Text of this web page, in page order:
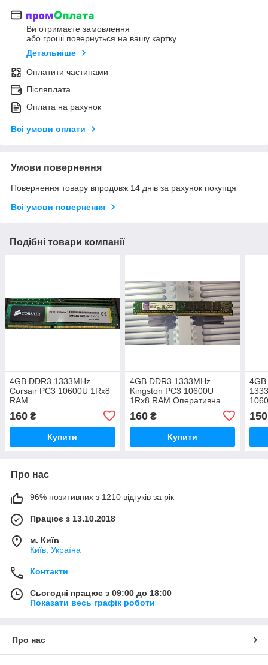
Ви отримаєте замовлення
або гроші повернуться на вашу картку
Детальніше
Оплатити частинами
Післяплата
Оплата на рахунок
Всі умови оплати
Умови повернення
Повернення товару впродовж 14 днів за рахунок покупця
Всі умови повернення
Подібні товари компанії
4GB DDR3 1333MHz
Corsair PC3 10600U 1Rx8
RAM
Оперативна пам'ять
160 ₴
Купити
4GB DDR3 1333MHz
Kingston PC3 10600U
1Rx8 RAM Оперативна
160₴
Купити
150
Про нас
96% позитивних з 1210 відгуків за рік
Працює з 13.10.2018
м. Київ
Київ, Україна
Контакти
Сьогодні працює з 09:00 до 18:00
Показати весь графік роботи
Про нас